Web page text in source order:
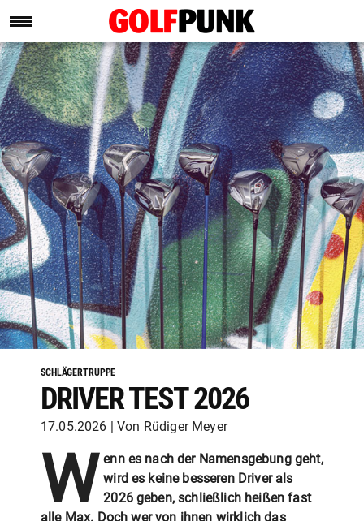
SCHLÄGERTRUPPE
DRIVER TEST 2026
17.05.2026 | Von Rüdiger Meyer
W enn es nach der Namensgebung geht,
wird es keine besseren Driver als
2026 geben, schließlich heißen fast
alle Max. Doch wer von ihnen wirklich das